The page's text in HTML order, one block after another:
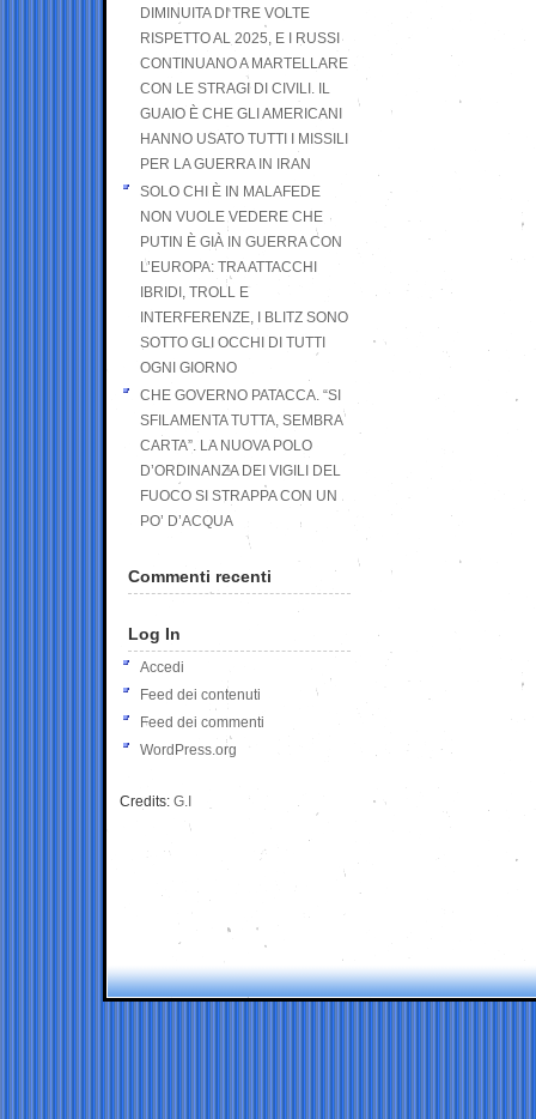
DIMINUITA DI TRE VOLTE
RISPETTO AL 2025, E I RUSSI
CONTINUANO A MARTELLARE
CON LE STRAGI DI CIVILI. IL
GUAIO È CHE GLI AMERICANI
HANNO USATO TUTTI I MISSILI
PER LA GUERRA IN IRAN
SOLO CHI È IN MALAFEDE
NON VUOLE VEDERE CHE
PUTIN È GIÀ IN GUERRA CON
L’EUROPA: TRA ATTACCHI
IBRIDI, TROLL E
INTERFERENZE, I BLITZ SONO
SOTTO GLI OCCHI DI TUTTI
OGNI GIORNO
CHE GOVERNO PATACCA. “SI
SFILAMENTA TUTTA, SEMBRA
CARTA”. LA NUOVA POLO
D’ORDINANZA DEI VIGILI DEL
FUOCO SI STRAPPA CON UN
PO’ D’ACQUA
Commenti recenti
Log In
Accedi
Feed dei contenuti
Feed dei commenti
WordPress.org
Credits: G.I